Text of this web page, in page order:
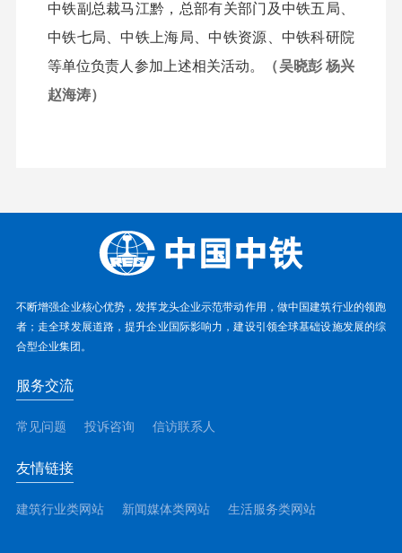
中铁副总裁马江黔，总部有关部门及中铁五局、
中铁七局、中铁上海局、中铁资源、中铁科研院
等单位负责人参加上述相关活动。
（吴晓彭 杨兴
赵海涛）
不断增强企业核心优势，发挥龙头企业示范带动作用，做中国建筑行业的领跑
者；走全球发展道路，提升企业国际影响力，建设引领全球基础设施发展的综
合型企业集团。
服务交流
常见问题 投诉咨询 信访联系人
友情链接
建筑行业类网站 新闻媒体类网站 生活服务类网站